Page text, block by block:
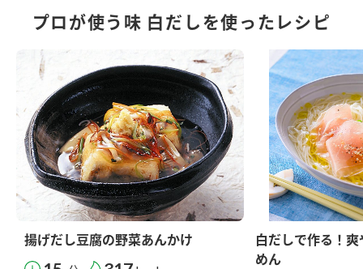
プロが使う味 白だしを使ったレシピ
揚げだし豆腐の野菜あんかけ
白だしで作る！
めん